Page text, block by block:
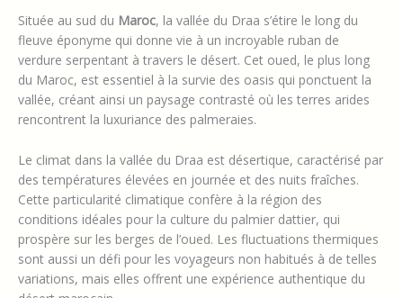
Située au sud du Maroc, la vallée du Draa s’étire le long du
fleuve éponyme qui donne vie à un incroyable ruban de
verdure serpentant à travers le désert. Cet oued, le plus long
du Maroc, est essentiel à la survie des oasis qui ponctuent la
vallée, créant ainsi un paysage contrasté où les terres arides
rencontrent la luxuriance des palmeraies.
Le climat dans la vallée du Draa est désertique, caractérisé par
des températures élevées en journée et des nuits fraîches.
Cette particularité climatique confère à la région des
conditions idéales pour la culture du palmier dattier, qui
prospère sur les berges de l’oued. Les fluctuations thermiques
sont aussi un défi pour les voyageurs non habitués à de telles
variations, mais elles offrent une expérience authentique du